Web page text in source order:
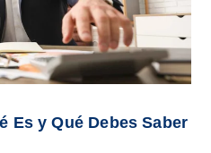
Es y Qué Debes Saber